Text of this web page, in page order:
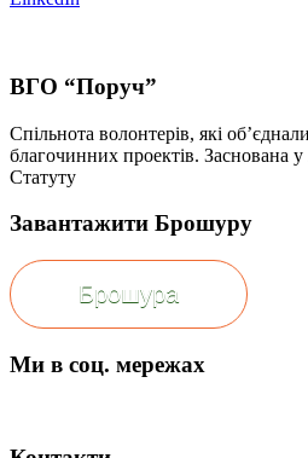
ВГО “Поруч”
Спільнота волонтерів, які
благочинних проектів. Заснована у
Статуту
Завантажити Брошуру
Брошура
Ми в соц. мережах